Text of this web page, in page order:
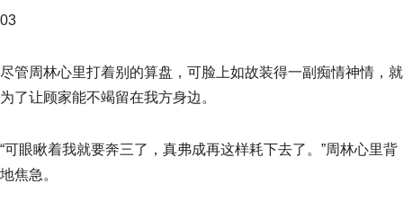
03
尽管周林心里打着别的算盘，可脸上如故装得一副痴情神情，就
为了让顾家能不竭留在我方身边。
“可眼瞅着我就要奔三了，真弗成再这样耗下去了。”周林心里背
地焦急。